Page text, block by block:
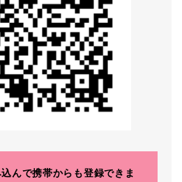
んで携帯からも登録できま